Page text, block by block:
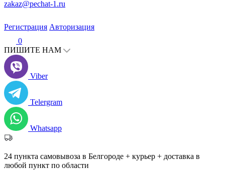
zakaz@pechat-1.ru
Регистрация Авторизация
0
ПИШИТЕ НАМ
Viber
Telergram
Whatsapp
24 пункта самовывоза в Белгороде + курьер + доставка в
любой пункт по области